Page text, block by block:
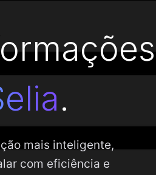
.
mais inteligente,
com eficiência e